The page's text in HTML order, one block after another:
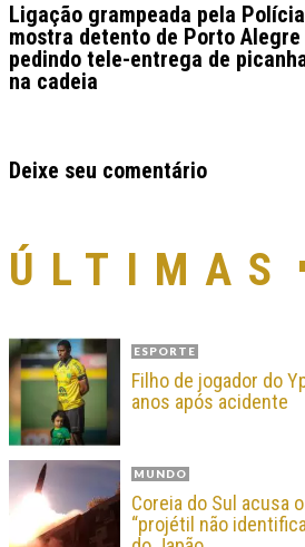
Ligação grampeada pela Polícia
mostra detento de Porto Alegre
pedindo tele-entrega de
na cadeia
Deixe seu comentário
ÚLTIMAS
ESPORTE
Filho de jogador do
anos após acidente
MUNDO
Coreia do Sul acusa
“projétil não